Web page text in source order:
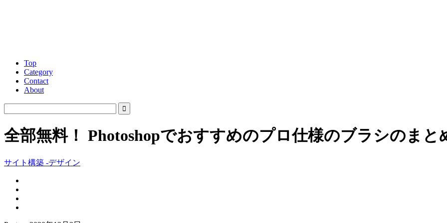
Top
Category
Contact
About
全部無料！ Photoshopでおすすめのプロ仕様のブラシのまと
サイト構築 -デザイン